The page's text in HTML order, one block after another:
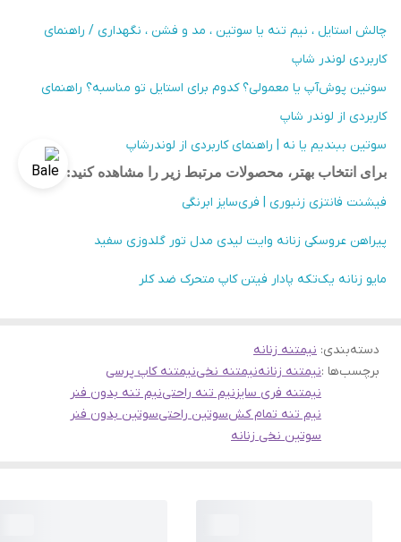
چالش استایل ، نیم تنه یا سوتین ، مد و فشن ، نگهداری / راهنمای
کاربردی لوندر شاپ
سوتین پوش‌آپ یا معمولی؟ کدوم برای استایل تو مناسبه؟ راهنمای
کاربردی از لوندر شاپ
سوتین ببندیم یا نه | راهنمای کاربردی از لوندرشاپ
برای انتخاب بهتر، محصولات مرتبط زیر را مشاهده کنید:
فیشنت فانتزی زنبوری | فری‌سایز ابرنگی
پیراهن عروسکی زنانه وایت لیدی مدل تور گلدوزی سفید
مایو زنانه یک‌تکه پادار فیتن کاپ متحرک ضد کلر
دسته‌بندی: نیمتنه زنانه
برچسب‌ها :نیمتنه زنانهنیمتنه نخینیمتنه کاپ پرسی
نیمتنه فری سایزنیم تنه راحتینیم تنه بدون فنر
نیم تنه تمام کشسوتین راحتیسوتین بدون فنر
سوتین نخی زنانه